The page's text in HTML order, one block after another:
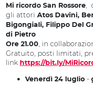
Mi ricordo San Rossore,
gli attori Atos Davini,
Bigongiali, Filippo Del
di Pietro
Ore 21.00, in
Gratuito, posti limitati,
link https://bit.ly/
Venerdì 24 luglio -